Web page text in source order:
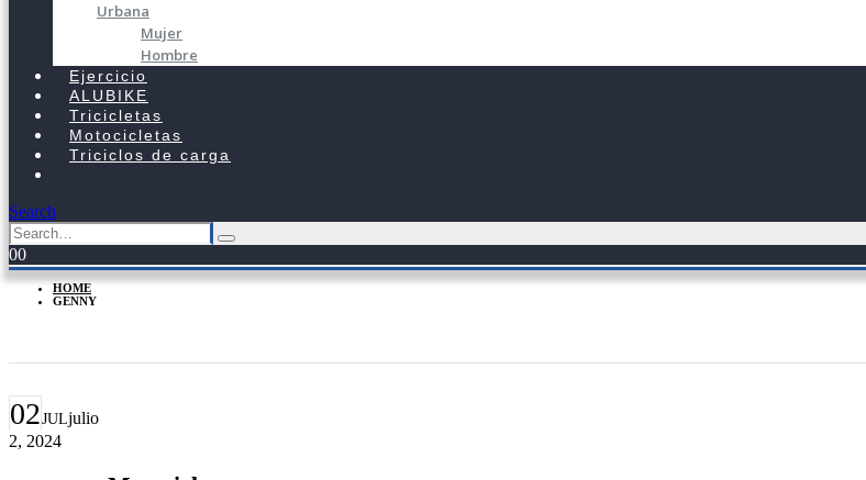
Urbana
Mujer
Hombre
Ejercicio
ALUBIKE
Tricicletas
Motocicletas
Triciclos de carga
Search
00
HOME
GENNY
02JULjulio
2, 2024